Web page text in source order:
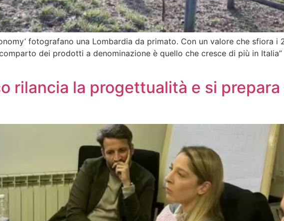
fotografano una Lombardia da primato. Con un valore che sfiora i
dei prodotti a denominazione è quello che cresce di più in
rilancia la progettualità e si